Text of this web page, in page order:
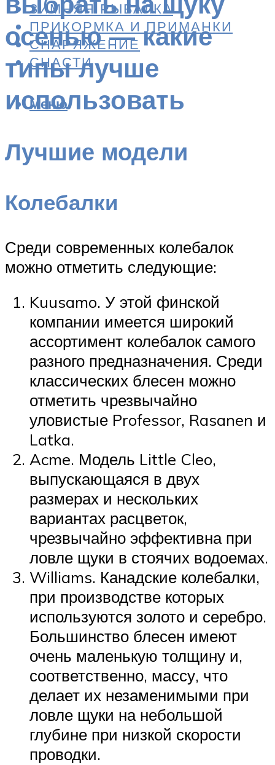
ЗИМНЯЯ РЫБАЛКА
ПРИКОРМКА И ПРИМАНКИ
СНАРЯЖЕНИЕ
СНАСТИ
Меню
осенью — какие
типы лучше
использовать
Лучшие модели
Колебалки
Среди современных колебалок
можно отметить следующие:
Kuusamo. У этой финской
компании имеется широкий
ассортимент колебалок самого
разного предназначения. Среди
классических блесен можно
отметить чрезвычайно
уловистые Professor, Rasanen и
Latka.
Acme. Модель Little Cleo,
выпускающаяся в двух
размерах и нескольких
вариантах расцветок,
чрезвычайно эффективна при
ловле щуки в стоячих водоемах.
Williams. Канадские колебалки,
при производстве которых
используются золото и серебро.
Большинство блесен имеют
очень маленькую толщину и,
соответственно, массу, что
делает их незаменимыми при
ловле щуки на небольшой
глубине при низкой скорости
проводки.